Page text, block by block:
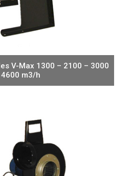
V-Max 1300 – 2100 – 3000
4600 m3/h